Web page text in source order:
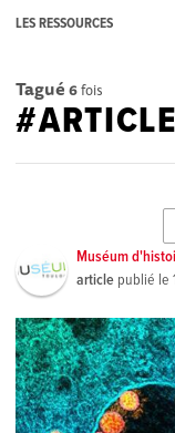
LES RESSOURCES
Tagué 6fois
#ARTICLE
Muséum
article publié le